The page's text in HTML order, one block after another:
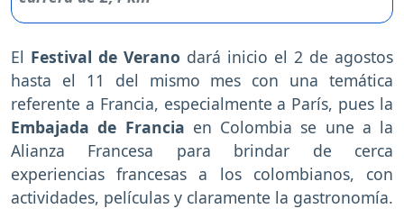
El Festival de Verano dará inicio el 2 de agostos
hasta el 11 del mismo mes con una temática
referente a Francia, especialmente a París, pues la
Embajada de Francia en Colombia se une a la
Alianza Francesa para brindar de cerca
experiencias francesas a los colombianos, con
actividades, películas y claramente la gastronomía.